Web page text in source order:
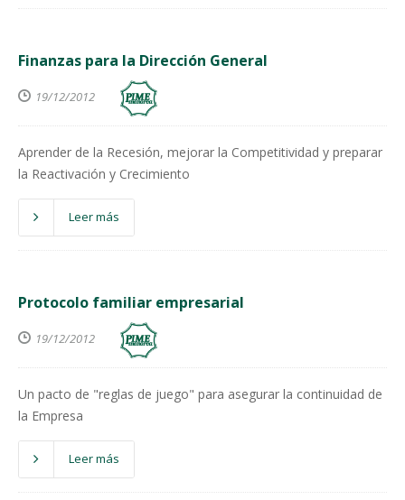
Finanzas para la Dirección General
19/12/2012
Aprender de la Recesión, mejorar la Competitividad y preparar
la Reactivación y Crecimiento
Leer más
Protocolo familiar empresarial
19/12/2012
Un pacto de "reglas de juego" para asegurar la continuidad de
la Empresa
Leer más